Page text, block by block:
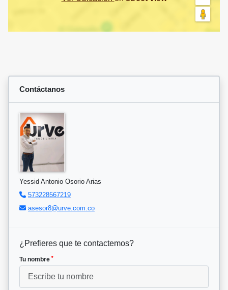
Contáctanos
Yessid Antonio Osorio Arias
573228567219
asesor8@urve.com.co
¿Prefieres que te contactemos?
Tu nombre *